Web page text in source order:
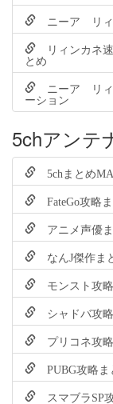
ニーア リィ
リィンカネ
とめ
ニーア リィ
ーション
5chアンテ
5chまとめ
FateGo攻略
アニメ声優
なんJ傑作ま
モンスト攻
シャドバ攻
プリコネ攻
PUBG攻略ま
スマブラSP